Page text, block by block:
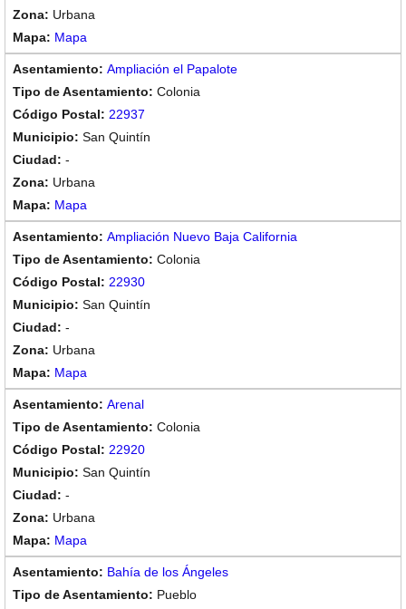
Urbana
Mapa
Ampliación el Papalote
Colonia
22937
San Quintín
-
Urbana
Mapa
Ampliación Nuevo Baja California
Colonia
22930
San Quintín
-
Urbana
Mapa
Arenal
Colonia
22920
San Quintín
-
Urbana
Mapa
Bahía de los Ángeles
Pueblo